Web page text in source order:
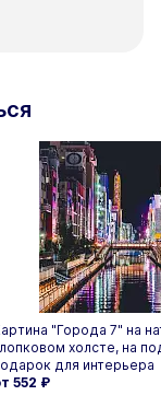
"Города 7" на
холсте, на
для интерьера
552 ₽